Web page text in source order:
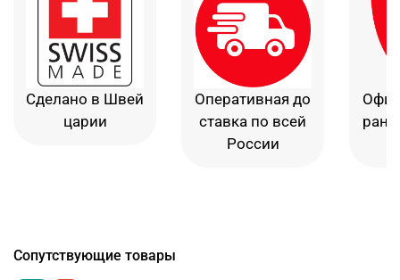
Сделано в Швей
царии
Оперативная до
ставка по всей
России
Сопутствующие товары